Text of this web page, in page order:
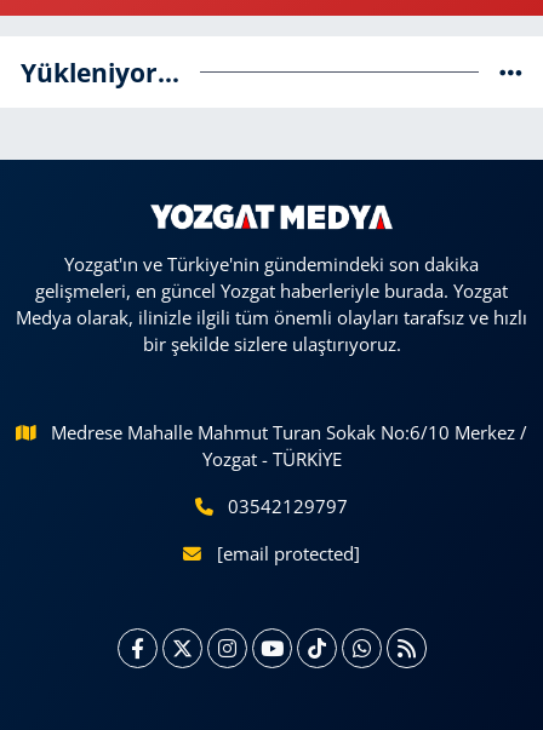
Yükleniyor...
Yozgat'ın ve Türkiye'nin gündemindeki son dakika
gelişmeleri, en güncel Yozgat haberleriyle burada. Yozgat
Medya olarak, ilinizle ilgili tüm önemli olayları tarafsız ve hızlı
bir şekilde sizlere ulaştırıyoruz.
Medrese Mahalle Mahmut Turan Sokak No:6/10 Merkez /
Yozgat - TÜRKİYE
03542129797
[email protected]